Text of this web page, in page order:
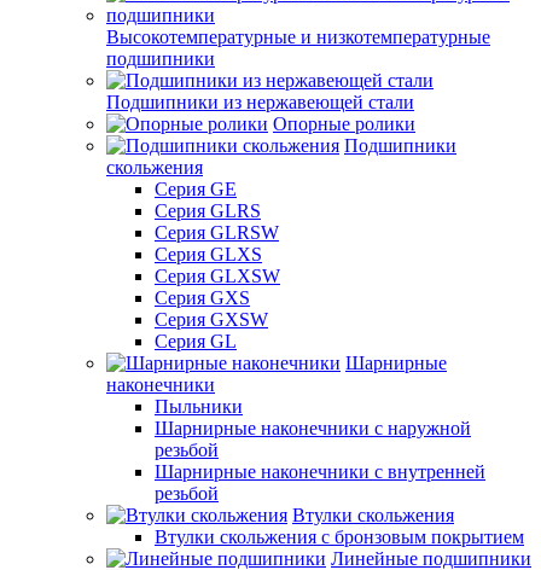
Высокотемпературные и низкотемпературные
подшипники
Подшипники из нержавеющей стали
Опорные ролики
Подшипники
скольжения
Серия GE
Серия GLRS
Серия GLRSW
Серия GLXS
Серия GLXSW
Серия GXS
Серия GXSW
Серия GL
Шарнирные
наконечники
Пыльники
Шарнирные наконечники с наружной
резьбой
Шарнирные наконечники с внутренней
резьбой
Втулки скольжения
Втулки скольжения с бронзовым покрытием
Линейные подшипники